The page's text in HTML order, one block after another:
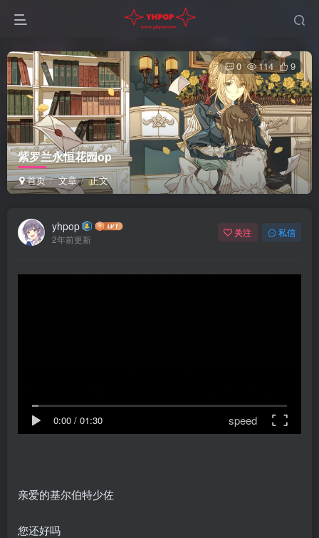
紫罗兰永恒花园op
首页 文章 正文
0 114 9
yhpop
2年前更新
关注 私信
0:00 / 01:30 speed
亲爱的基尔伯特少佐
您还好吗